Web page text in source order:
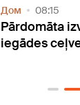
Дом 06:58
Kā